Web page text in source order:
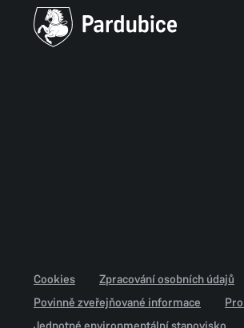
Cookies Zpracování osobních údajů
Povinně zveřejňované informace